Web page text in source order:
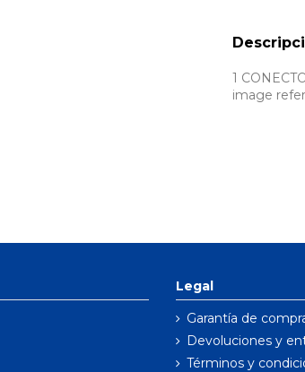
1
image
Legal
Garantía de
Devoluciones y
Términos y